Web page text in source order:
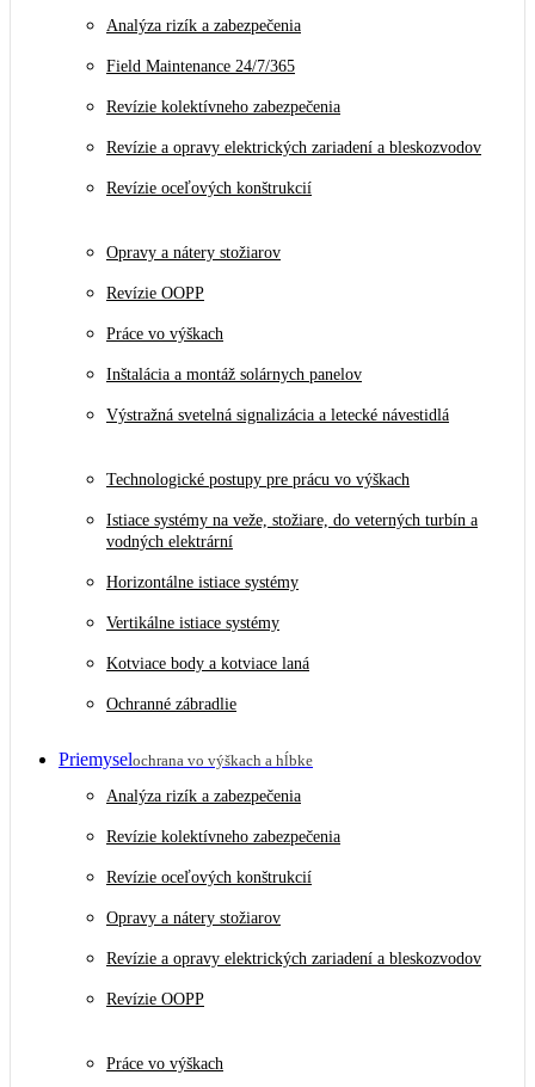
Analýza rizík a zabezpečenia
Field Maintenance 24/7/365
Revízie kolektívneho zabezpečenia
Revízie a opravy elektrických zariadení a bleskozvodov
Revízie oceľových konštrukcií
Opravy a nátery stožiarov
Revízie OOPP
Práce vo výškach
Inštalácia a montáž solárnych panelov
Výstražná svetelná signalizácia a letecké návestidlá
Technologické postupy pre prácu vo výškach
Istiace systémy na veže, stožiare, do veterných turbín a
vodných elektrární
Horizontálne istiace systémy
Vertikálne istiace systémy
Kotviace body a kotviace laná
Ochranné zábradlie
Priemyselochrana vo výškach a hĺbke
Analýza rizík a zabezpečenia
Revízie kolektívneho zabezpečenia
Revízie oceľových konštrukcií
Opravy a nátery stožiarov
Revízie a opravy elektrických zariadení a bleskozvodov
Revízie OOPP
Práce vo výškach